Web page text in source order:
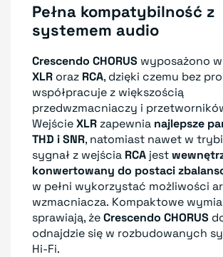
Pełna kompatybilność z
systemem audio
Crescendo CHORUS wyposażono
XLR oraz RCA, dzięki czemu bez
współpracuje z większością
przedwzmacniaczy i
WejścieXLR zapewnia najlepsze
THD i SNR, natomiast nawet w
sygnał z wejścia RCA jest
konwertowany do postaci
w pełni wykorzystać możliwości
wzmacniacza. Kompaktowe
sprawiają, żeCrescendo CHORUS
odnajdzie się w rozbudowanych
Hi-Fi.